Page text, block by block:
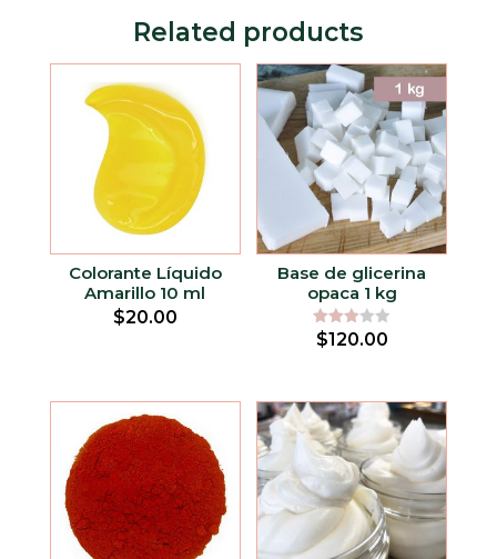
Related products
Colorante Líquido
Amarillo 10 ml
$20.00
Base de glicerina
opaca 1 kg
Rated
3.00
$120.00